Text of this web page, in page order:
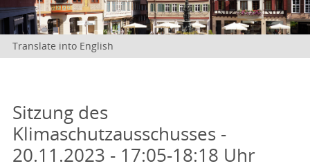
Translate into English
Sitzung des
Klimaschutzausschusses -
20.11.2023 - 17:05-18:18 Uhr